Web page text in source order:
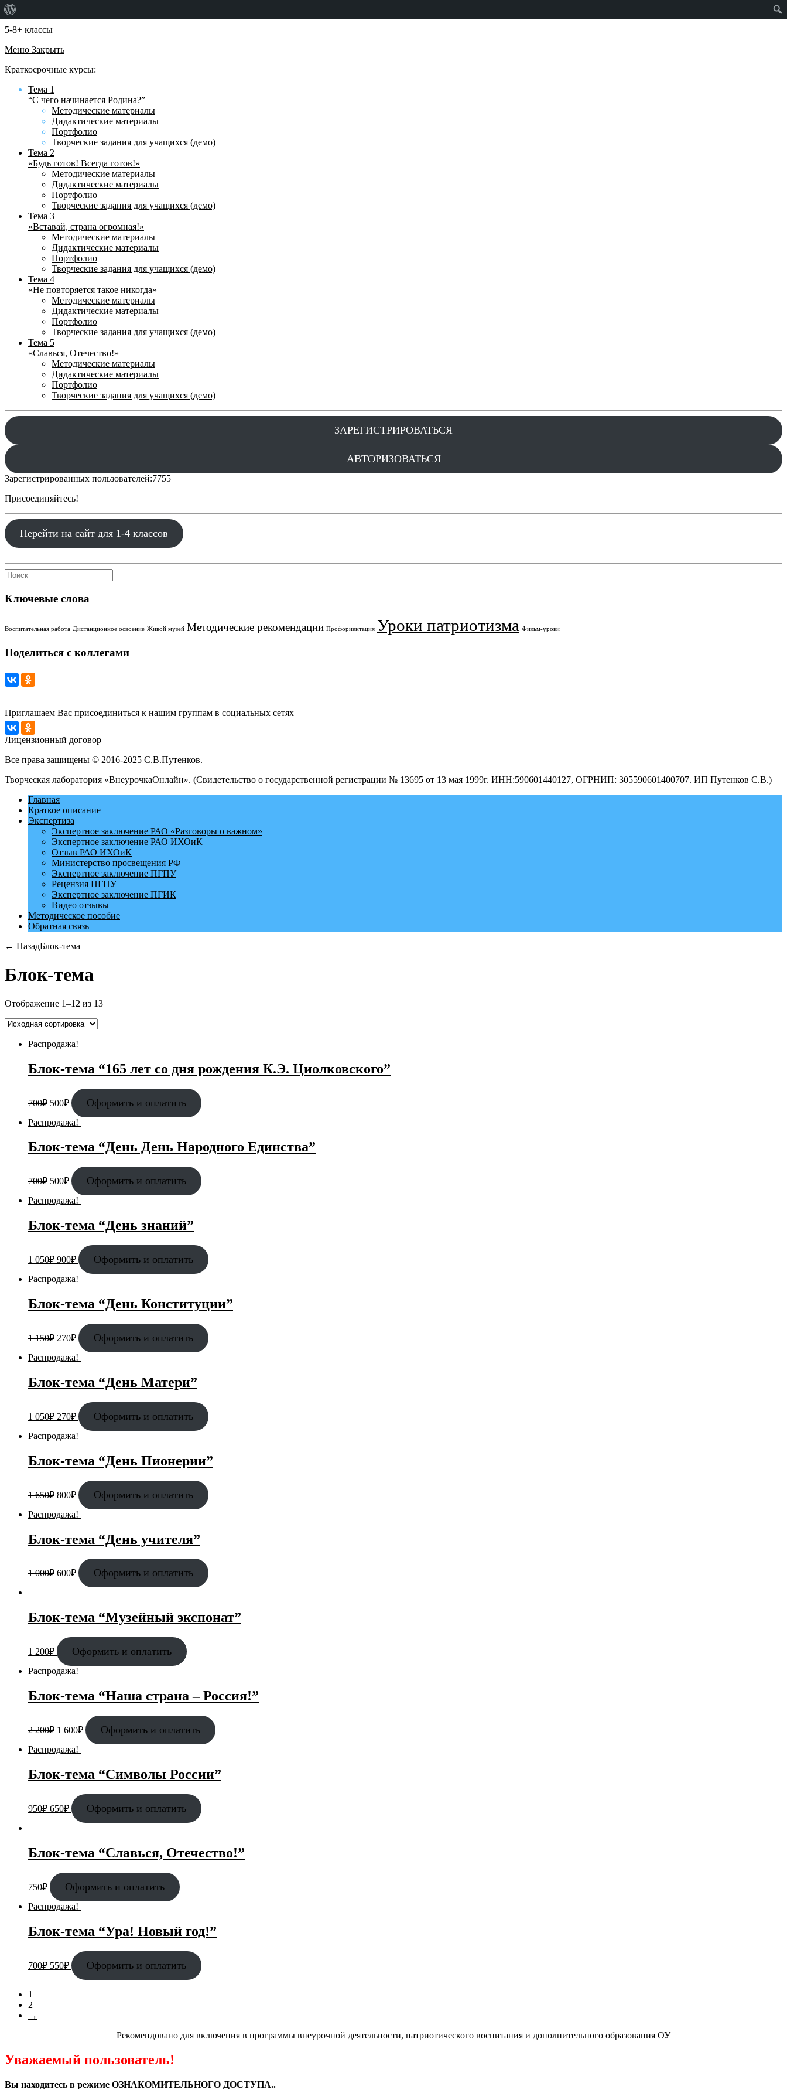
5-8+ классы
Меню Закрыть
Краткосрочные курсы:
Тема 1
“С чего начинается Родина?”
Методические материалы
Дидактические материалы
Портфолио
Творческие задания для учащихся (демо)
Тема 2
«Будь готов! Всегда готов!»
Методические материалы
Дидактические материалы
Портфолио
Творческие задания для учащихся (демо)
Тема 3
«Вставай, страна огромная!»
Методические материалы
Дидактические материалы
Портфолио
Творческие задания для учащихся (демо)
Тема 4
«Не повторяется такое никогда»
Методические материалы
Дидактические материалы
Портфолио
Творческие задания для учащихся (демо)
Тема 5
«Славься, Отечество!»
Методические материалы
Дидактические материалы
Портфолио
Творческие задания для учащихся (демо)
ЗАРЕГИСТРИРОВАТЬСЯ
АВТОРИЗОВАТЬСЯ
Зарегистрированных пользователей:7755
Присоединяйтесь!
Перейти на сайт для 1-4 классов
Ключевые слова
Воспитательная работа Дистанционное освоение Живой музей Методические рекомендации Профориентация Уроки патриотизма Фильм-уроки
Поделиться с коллегами
Приглашаем Вас присоединиться к нашим группам в социальных сетях
Лицензионный договор
Все права защищены © 2016-2025 С.В.Путенков.
Творческая лаборатория «ВнеурочкаОнлайн». (Свидетельство о государственной регистрации № 13695 от 13 мая 1999г. ИНН:590601440127, ОГРНИП: 305590601400707. ИП Путенков С.В.)
Главная
Краткое описание
Экспертиза
Экспертное заключение РАО «Разговоры о важном»
Экспертное заключение РАО ИХОиК
Отзыв РАО ИХОиК
Министерство просвещения РФ
Экспертное заключение ПГПУ
Рецензия ПГПУ
Экспертное заключение ПГИК
Видео отзывы
Методическое пособие
Обратная связь
← НазадБлок-тема
Блок-тема
Отображение 1–12 из 13
Распродажа!
Блок-тема “165 лет со дня рождения К.Э. Циолковского”
700₽ 500₽ Оформить и оплатить
Распродажа!
Блок-тема “День День Народного Единства”
700₽ 500₽ Оформить и оплатить
Распродажа!
Блок-тема “День знаний”
1 050₽ 900₽ Оформить и оплатить
Распродажа!
Блок-тема “День Конституции”
1 150₽ 270₽ Оформить и оплатить
Распродажа!
Блок-тема “День Матери”
1 050₽ 270₽ Оформить и оплатить
Распродажа!
Блок-тема “День Пионерии”
1 650₽ 800₽ Оформить и оплатить
Распродажа!
Блок-тема “День учителя”
1 000₽ 600₽ Оформить и оплатить
Блок-тема “Музейный экспонат”
1 200₽ Оформить и оплатить
Распродажа!
Блок-тема “Наша страна – Россия!”
2 200₽ 1 600₽ Оформить и оплатить
Распродажа!
Блок-тема “Символы России”
950₽ 650₽ Оформить и оплатить
Блок-тема “Славься, Отечество!”
750₽ Оформить и оплатить
Распродажа!
Блок-тема “Ура! Новый год!”
700₽ 550₽ Оформить и оплатить
1
2
→
Рекомендовано для включения в программы внеурочной деятельности, патриотического воспитания и дополнительного образования ОУ
Уважаемый пользователь!
Вы находитесь в режиме ОЗНАКОМИТЕЛЬНОГО ДОСТУПА..
WordPress